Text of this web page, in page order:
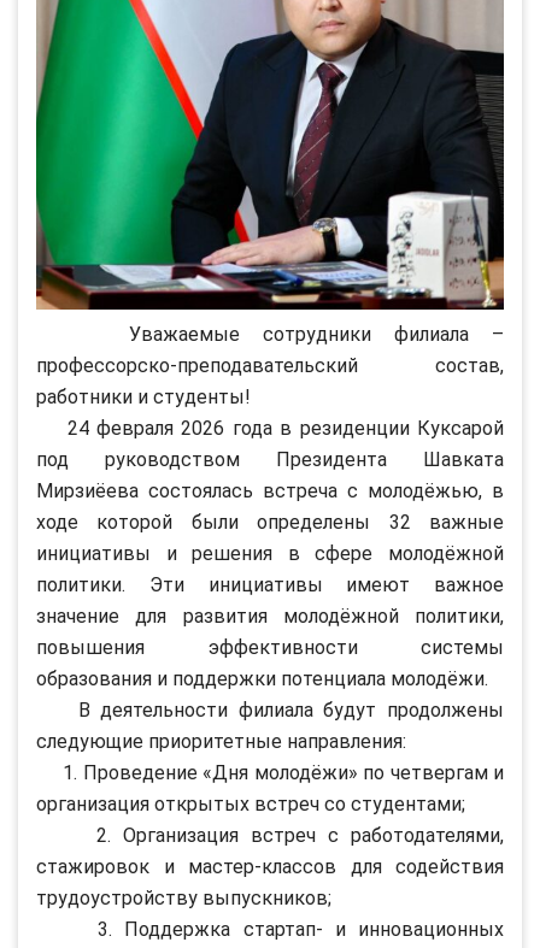
Уважаемые сотрудники филиала –
профессорско-преподавательский состав,
работники и студенты!
24 февраля 2026 года в резиденции Куксарой
под руководством Президента Шавката
Мирзиёева состоялась встреча с молодёжью, в
ходе которой были определены 32 важные
инициативы и решения в сфере молодёжной
политики. Эти инициативы имеют важное
значение для развития молодёжной политики,
повышения эффективности системы
образования и поддержки потенциала молодёжи.
В деятельности филиала будут продолжены
следующие приоритетные направления:
1. Проведение «Дня молодёжи» по четвергам и
организация открытых встреч со студентами;
2. Организация встреч с работодателями,
стажировок и мастер-классов для содействия
трудоустройству выпускников;
3. Поддержка стартап- и инновационных